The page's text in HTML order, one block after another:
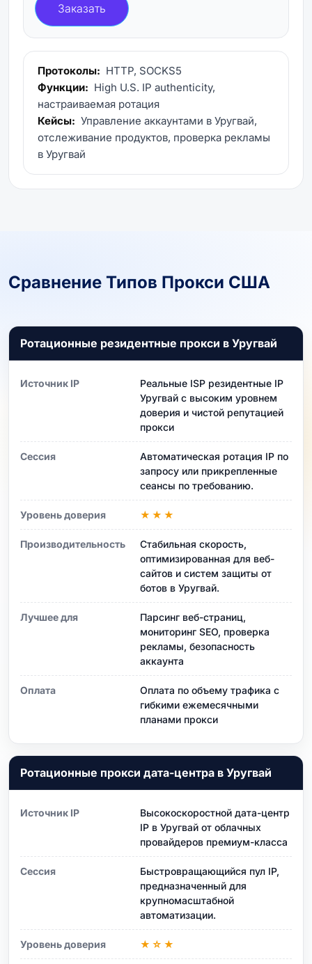
Заказать
Протоколы: HTTP, SOCKS5
Функции: High U.S. IP authenticity,
настраиваемая ротация
Кейсы: Управление аккаунтами в Уругвай,
отслеживание продуктов, проверка рекламы
в Уругвай
Сравнение Типов Прокси США
Ротационные резидентные прокси в Уругвай
Источник IP
Реальные ISP резидентные IP
Уругвай с высоким уровнем
доверия и чистой репутацией
прокси
Сессия
Автоматическая ротация IP по
запросу или прикрепленные
сеансы по требованию.
Уровень доверия ★★★
Производительность
Стабильная скорость,
оптимизированная для веб-
сайтов и систем защиты от
ботов в Уругвай.
Лучшее для
Парсинг веб-страниц,
мониторинг SEO, проверка
рекламы, безопасность
аккаунта
Оплата
Оплата по объему трафика с
гибкими ежемесячными
планами прокси
Ротационные прокси дата-центра в Уругвай
Источник IP
Высокоскоростной дата-центр
IP в Уругвай от облачных
провайдеров премиум-класса
Сессия
Быстровращающийся пул IP,
предназначенный для
крупномасштабной
автоматизации.
Уровень доверия ★☆★